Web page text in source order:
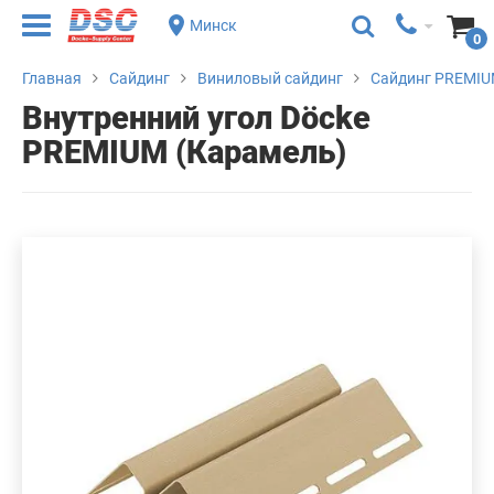
Минск
0
Главная Сайдинг Виниловый сайдинг Сайдинг
Внутренний угол Döcke
PREMIUM (Карамель)